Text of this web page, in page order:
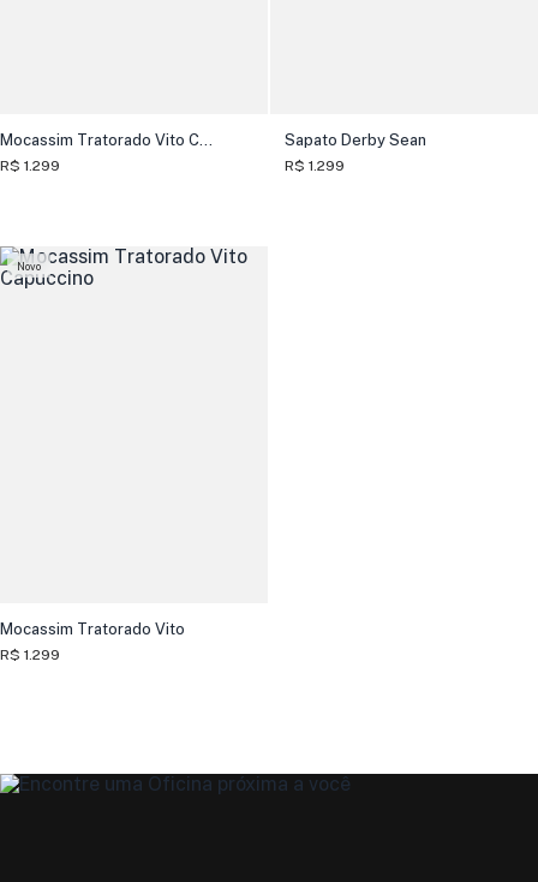
Mocassim Tratorado Vito Camurça
R$ 1.299
Sapato Derby Sean
R$ 1.299
Novo
Mocassim Tratorado Vito
R$ 1.299